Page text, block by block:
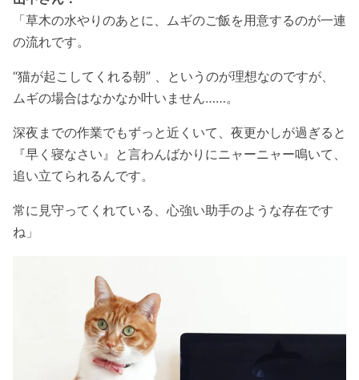
「草木の水やりのあとに、ムギのご飯を用意するのが一連
の流れです。
“猫が起こしてくれる朝” 、というのが理想なのですが、
ムギの場合はなかなか叶いません……。
深夜までの作業でもずっと近くいて、夜更かしが過ぎると
『早く寝なさい』と言わんばかりにニャーニャー鳴いて、
追い立てられるんです。
常に見守ってくれている、心強い助手のような存在です
ね」